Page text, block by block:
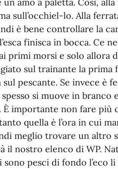
amo a paletta. Così,
sull’occhiel-lo. Alla
è bene controllare la
finisca in bocca. Ce
primi morsi e solo allora
sul trainante la prima
pescante. Se invece è
si muove in branco
importante non fare più
quella è l’ora in cui
meglio trovare un altro
il nostro elenco di WP.
pesci di fondo l’eco li